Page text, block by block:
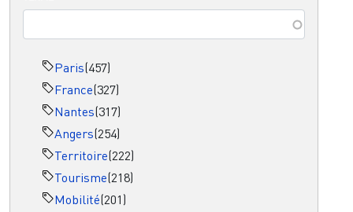
Paris(457)
France(327)
Nantes(317)
Angers(254)
Territoire(222)
Tourisme(218)
Mobilité(201)